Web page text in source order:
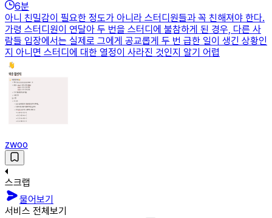
6분
아니 친밀감이 필요한 정도가 아니라 스터디원들과 꼭 친해져야 한다.
가령 스터디원이 연달아 두 번을 스터디에 불참하게 된 경우, 다른 사
람들 입장에서는 실제로 그에게 공교롭게 두 번 급한 일이 생긴 상황인
지 아니면 스터디에 대한 열정이 사라진 것인지 알기 어렵
zwoo
스크랩
물어보기
서비스 전체보기